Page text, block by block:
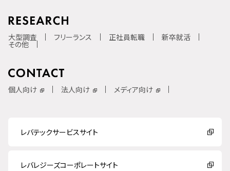
大型調査 フリーランス 正社員転職 新卒就活
その他
個人向け 法人向け メディア向け
レバテックサービスサイト
レバレジーズコーポレートサイト